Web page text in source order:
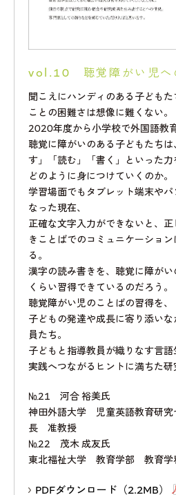
vol.10 聴覚障がい児へ
聞こえにハンディのある子ども
ことの困難さは想像に難くない。
2020年度から小学校で外国語教
聴覚に障がいのある子どもたち
す」「読む」「書く」といった力
どのように身につけていくのか。
学習場面でもタブレット端末や
なった現在、
正確な文字入力ができないと、
きことばでのコミュニケーショ
る。
漢字の読み書きを、聴覚に障が
くらい習得できているのだろう。
聴覚障がい児のことばの習得を、
子どもの発達や成長に寄り添い
員たち。
子どもと指導教員が織りなす言語
実践へつながるヒントに満ちた研
№21 河合 裕美氏
神田外語大学 児童英語教育研究
長 准教授
№22 茂木 成友氏
東北福祉大学 教育学部 教育
PDFダウンロード（2.2MB）